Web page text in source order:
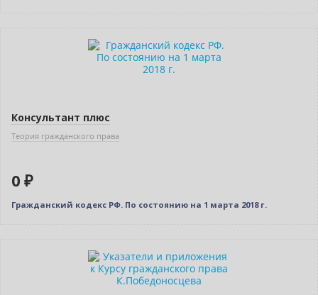
Консультант плюс
Теория гражданского права
0 ₽
Гражданский кодекс РФ. По состоянию на 1 марта 2018 г.